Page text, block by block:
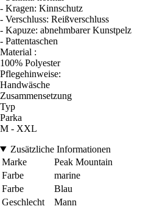
- Kragen: Kinnschutz
- Verschluss: Reißverschluss
- Kapuze: abnehmbarer Kunstpelz
- Pattentaschen
Material :
100% Polyester
Pflegehinweise:
Handwäsche
Zusammensetzung
Typ
Parka
M - XXL
Zusätzliche Informationen
Marke
Peak Mountain
Farbe
marine
Farbe
Blau
Geschlecht
Mann